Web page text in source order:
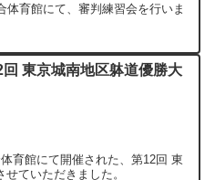
体育館にて、審判練習会を行いま
回 東京城南地区躰道優勝大
育館にて開催された、第12回 東
ていただきました。